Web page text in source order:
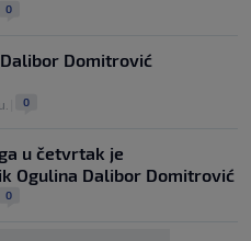
0
Dalibor Domitrović
0
u četvrtak je
Ogulina Dalibor Domitrović
0